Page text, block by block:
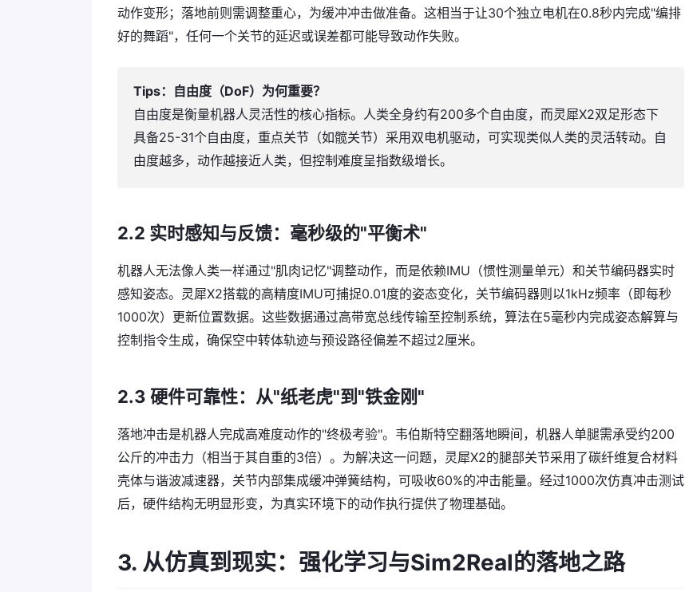
动作变形；落地前则需调整重心，为缓冲冲击做准备。这相当于让30个独立电机在0.8秒内完成"编排
好的舞蹈"，任何一个关节的延迟或误差都可能导致动作失败。
Tips：自由度（DoF）为何重要？
自由度是衡量机器人灵活性的核心指标。人类全身约有200多个自由度，而灵犀X2双足形态下
具备25-31个自由度，重点关节（如髋关节）采用双电机驱动，可实现类似人类的灵活转动。自
由度越多，动作越接近人类，但控制难度呈指数级增长。
2.2 实时感知与反馈：毫秒级的"平衡术"
机器人无法像人类一样通过"肌肉记忆"调整动作，而是依赖IMU（惯性测量单元）和关节编码器实时
感知姿态。灵犀X2搭载的高精度IMU可捕捉0.01度的姿态变化，关节编码器则以1kHz频率（即每秒
1000次）更新位置数据。这些数据通过高带宽总线传输至控制系统，算法在5毫秒内完成姿态解算与
控制指令生成，确保空中转体轨迹与预设路径偏差不超过2厘米。
2.3 硬件可靠性：从"纸老虎"到"铁金刚"
落地冲击是机器人完成高难度动作的"终极考验"。韦伯斯特空翻落地瞬间，机器人单腿需承受约200
公斤的冲击力（相当于其自重的3倍）。为解决这一问题，灵犀X2的腿部关节采用了碳纤维复合材料
壳体与谐波减速器，关节内部集成缓冲弹簧结构，可吸收60%的冲击能量。经过1000次仿真冲击测试
后，硬件结构无明显形变，为真实环境下的动作执行提供了物理基础。
3. 从仿真到现实：强化学习与Sim2Real的落地之路